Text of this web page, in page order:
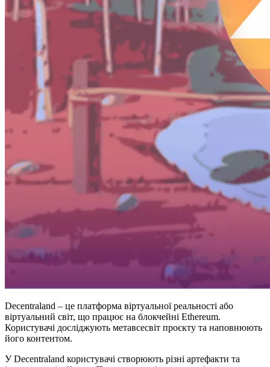
Decentraland – це платформа віртуальної реальності або
віртуальний світ, що працює на блокчейні Ethereum.
Користувачі досліджують метавсесвіт проєкту та наповнюють
його контентом.
У Decentraland користувачі створюють різні артефакти та